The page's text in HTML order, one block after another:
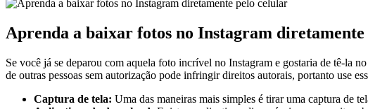
Aprenda a baixar fotos no Instagram
Se você já se deparou com aquela foto incrível no Instagram e gostaria de tê-la
de outras pessoas sem autorização pode infringir direitos autorais, portanto use
Captura de tela: Uma das maneiras mais simples é tirar uma captura de